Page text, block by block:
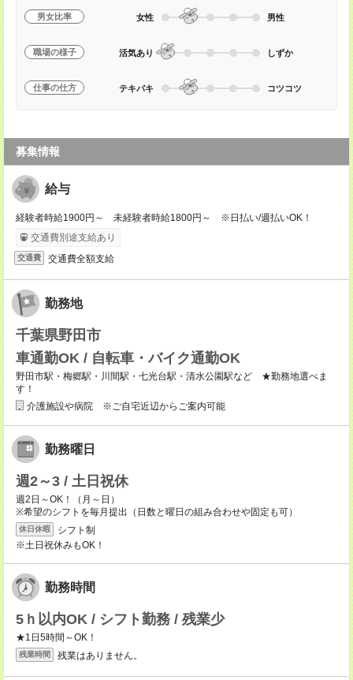
男女比率 女性 男性
職場の様子 活気あり しずか
仕事の仕方 テキパキ コツコツ
募集情報
給与
経験者時給1900円～ 未経験者時給1800円～ ※日払い/週払いOK！
交通費別途支給あり
交通費 交通費全額支給
勤務地
千葉県野田市
車通勤OK / 自転車・バイク通勤OK
野田市駅・梅郷駅・川間駅・七光台駅・清水公園駅など ★勤務地選べま
す！
介護施設や病院 ※ご自宅近辺からご案内可能
勤務曜日
週2～3 / 土日祝休
週2日～OK！（月～日）
※希望のシフトを毎月提出（日数と曜日の組み合わせや固定も可）
休日休暇
シフト制
※土日祝休みもOK！
勤務時間
5ｈ以内OK / シフト勤務 / 残業少
★1日5時間～OK！
残業時間 残業はありません。